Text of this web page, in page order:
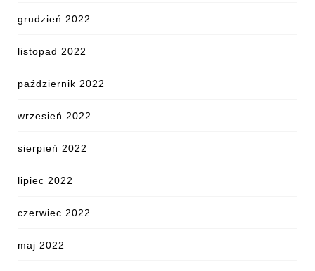
grudzień 2022
listopad 2022
październik 2022
wrzesień 2022
sierpień 2022
lipiec 2022
czerwiec 2022
maj 2022